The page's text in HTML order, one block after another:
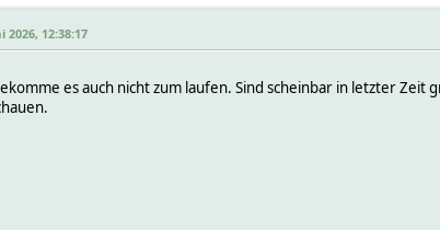
2026, 12:38:17
es auch nicht zum laufen. Sind scheinbar in letzter